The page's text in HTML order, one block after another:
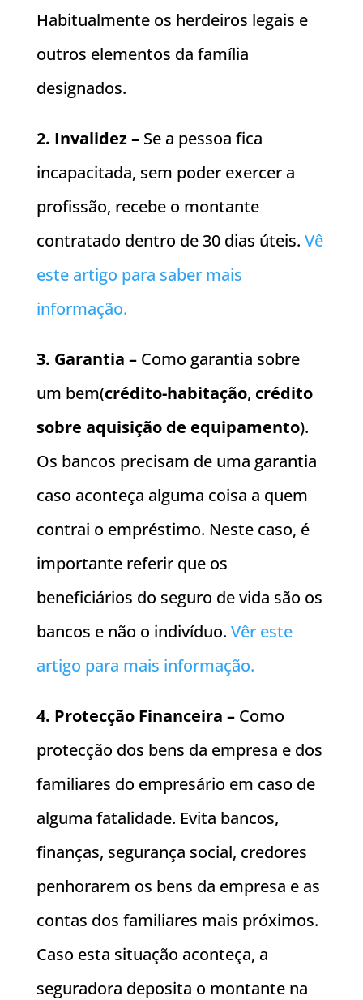
Habitualmente os herdeiros legais e
outros elementos da família
designados.
2. Invalidez –Se a pessoa fica
incapacitada, sem poder exercer a
profissão, recebe o montante
contratado dentro de 30 dias úteis. Vê
este artigo para saber mais
informação.
3. Garantia –Como garantia sobre
um bem(crédito-habitação, crédito
sobre aquisição de equipamento).
Os bancos precisam de uma garantia
caso aconteça alguma coisa a quem
contrai o empréstimo. Neste caso, é
importante referir que os
beneficiários do seguro de vida são os
bancos e não o indivíduo. Vêr este
artigo para mais informação.
4. Protecção Financeira –Como
protecção dos bens da empresa e dos
familiares do empresário em caso de
alguma fatalidade. Evita bancos,
finanças, segurança social, credores
penhorarem os bens da empresa e as
contas dos familiares mais próximos.
Caso esta situação aconteça, a
seguradora deposita o montante na